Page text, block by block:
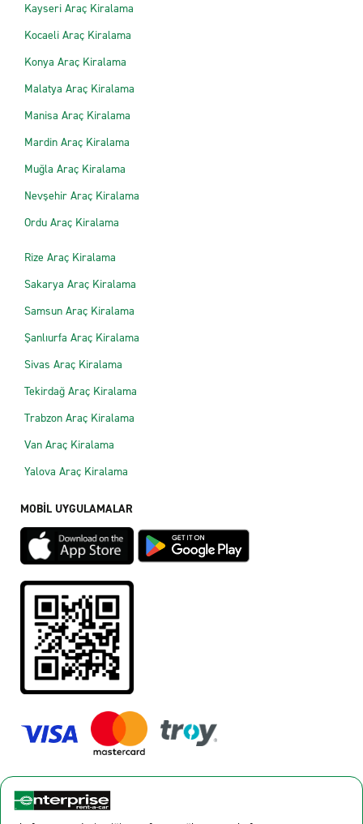
Kayseri Araç Kiralama
Kocaeli Araç Kiralama
Konya Araç Kiralama
Malatya Araç Kiralama
Manisa Araç Kiralama
Mardin Araç Kiralama
Muğla Araç Kiralama
Nevşehir Araç Kiralama
Ordu Araç Kiralama
Rize Araç Kiralama
Sakarya Araç Kiralama
Samsun Araç Kiralama
Şanlıurfa Araç Kiralama
Sivas Araç Kiralama
Tekirdağ Araç Kiralama
Trabzon Araç Kiralama
Van Araç Kiralama
Yalova Araç Kiralama
MOBİL UYGULAMALAR